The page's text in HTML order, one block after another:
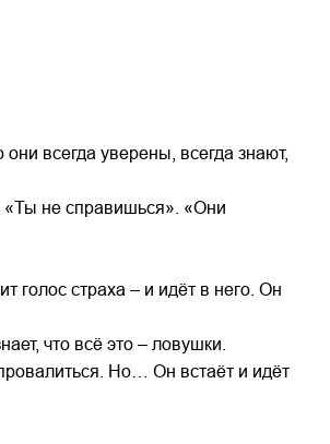
всегда уверены, всегда знают,
«Ты не справишься». «Они
голос страха – и идёт в него. Он
что всё это – ловушки.
Но… Он встаёт и идёт